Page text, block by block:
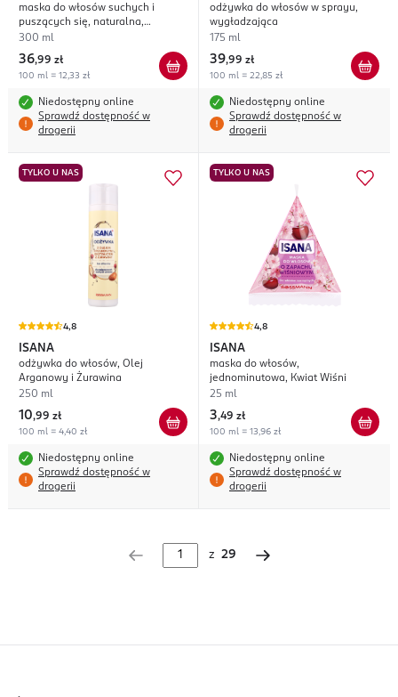
Smoothness
maska do włosów suchych i
puszących się, naturalna,
nawilżenie i wygładzenie
300 ml
36,99 zł
100 ml = 12,33 zł
Niedostępny online
Sprawdź dostępność w
drogerii
odżywka do włosów w sprayu,
wygładzająca
175 ml
39,99 zł
100 ml = 22,85 zł
Niedostępny online
Sprawdź dostępność w
drogerii
TYLKO U NAS
4,8
ISANA
odżywka do włosów, Olej
Arganowy i Żurawina
250 ml
10,99 zł
100 ml = 4,40 zł
Niedostępny online
Sprawdź dostępność w
drogerii
TYLKO U NAS
4,8
ISANA
maska do włosów,
jednominutowa, Kwiat Wiśni
25 ml
3,49 zł
100 ml = 13,96 zł
Niedostępny online
Sprawdź dostępność w
drogerii
z 29